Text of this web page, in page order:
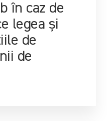
în caz de
legea și
de
de